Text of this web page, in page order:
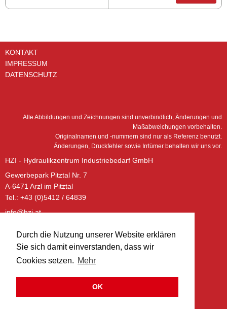
Durch die Nutzung unserer Website erklären
Sie sich damit einverstanden, dass wir
Cookies setzen. Mehr
OK
KONTAKT
IMPRESSUM
DATENSCHUTZ
Alle Abbildungen und Zeichnungen sind unverbindlich, Änderungen und
Maßabweichungen vorbehalten.
Originalnamen und -nummern sind nur als Referenz benutzt.
Änderungen, Druckfehler sowie Irrtümer behalten wir uns vor.
HZI - Hydraulikzentrum Industriebedarf GmbH
Gewerbepark Pitztal Nr. 7
A-6471 Arzl im Pitztal
Tel.: +43 (0)5412 / 64839
info@hzi.at
ÖFFNUNGSZEITEN – BÜRO:
08:00 - 12:00 Uhr